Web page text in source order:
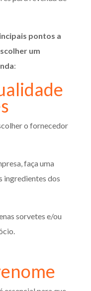
pontos a
um
:
o fornecedor
faça uma
ingredientes dos
sorvetes e/ou